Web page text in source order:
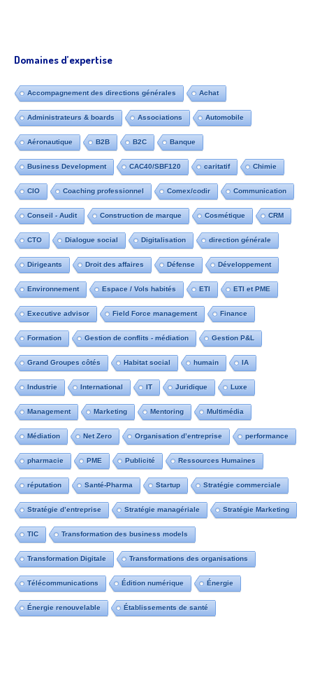
Domaines d’expertise
Accompagnement des directions générales Achat
Administrateurs & boards Associations Automobile
Aéronautique B2B B2C Banque
Business Development CAC40/SBF120 caritatif Chimie
CIO Coaching professionnel Comex/codir Communication
Conseil - Audit Construction de marque Cosmétique CRM
CTO Dialogue social Digitalisation direction générale
Dirigeants Droit des affaires Défense Développement
Environnement Espace / Vols habités ETI ETI et PME
Executive advisor Field Force management Finance
Formation Gestion de conflits - médiation Gestion P&L
Grand Groupes côtés Habitat social humain IA
Industrie International IT Juridique Luxe
Management Marketing Mentoring Multimédia
Médiation Net Zero Organisation d’entreprise performance
pharmacie PME Publicité Ressources Humaines
réputation Santé-Pharma Startup Stratégie commerciale
Stratégie d’entreprise Stratégie managériale Stratégie Marketing
TIC Transformation des business models
Transformation Digitale Transformations des organisations
Télécommunications Édition numérique Énergie
Énergie renouvelable Établissements de santé